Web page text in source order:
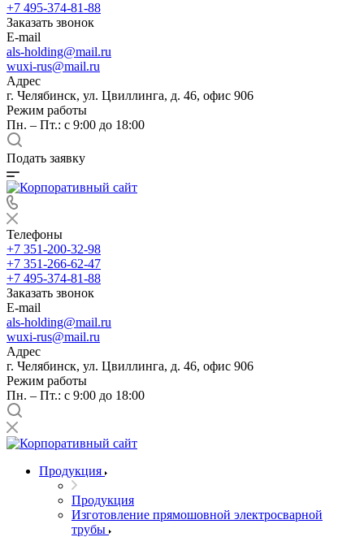
+7 495-374-81-88
Заказать звонок
E-mail
als-holding@mail.ru
wuxi-rus@mail.ru
Адрес
г. Челябинск, ул. Цвиллинга, д. 46, офис 906
Режим работы
Пн. – Пт.: с 9:00 до 18:00
Подать заявку
Телефоны
+7 351-200-32-98
+7 351-266-62-47
+7 495-374-81-88
Заказать звонок
E-mail
als-holding@mail.ru
wuxi-rus@mail.ru
Адрес
г. Челябинск, ул. Цвиллинга, д. 46, офис 906
Режим работы
Пн. – Пт.: с 9:00 до 18:00
Продукция
Продукция
Изготовление прямошовной электросварной
трубы